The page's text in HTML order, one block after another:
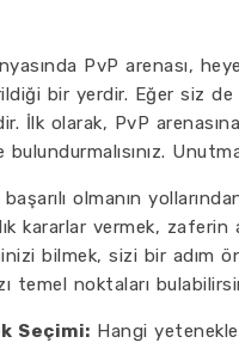
PvP arenası,
bir yerdir. Eğer siz de
İlk olarak, PvP
olmanın
kararlar vermek, zaferin
bilmek, sizi bir adım
temel noktaları
Seçimi: Hangi